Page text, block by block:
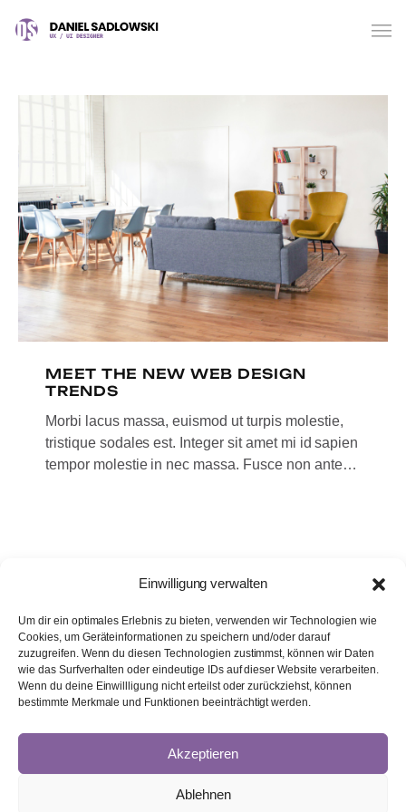
Einwilligung verwalten
Um dir ein optimales Erlebnis zu bieten, verwenden wir Technologien wie
Cookies, um Geräteinformationen zu speichern und/oder darauf
zuzugreifen. Wenn du diesen Technologien zustimmst, können wir Daten
wie das Surfverhalten oder eindeutige IDs auf dieser Website verarbeiten.
Wenn du deine Einwillligung nicht erteilst oder zurückziehst, können
bestimmte Merkmale und Funktionen beeinträchtigt werden.
Akzeptieren
Ablehnen
MEET THE NEW WEB DESIGN
TRENDS
Morbi lacus massa, euismod ut turpis molestie,
tristique sodales est. Integer sit amet mi id sapien
tempor molestie in nec massa. Fusce non ante